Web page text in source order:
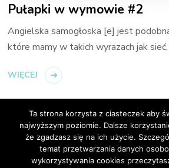
Pułapki w wymowie #2
Angielska samogłoska [e] jest
które mamy w takich wyrazach jak sieć,
WIĘCEJ
© Copyright 2026Loip Angielski
Ta strona korzysta z ciasteczek aby
najwyższym poziomie. Dalsze
że zgadzasz się na ich użycie.
temat przetwarzania danych
wykorzystywania cookies